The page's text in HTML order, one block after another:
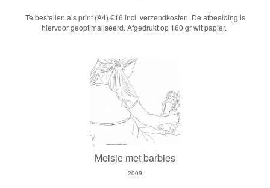
Te bestellen als print (A4) €16 incl. verzendkosten. De afbeelding is
hiervoor geoptimaliseerd. Afgedrukt op 160 gr wit papier.
Meisje met barbies
2009